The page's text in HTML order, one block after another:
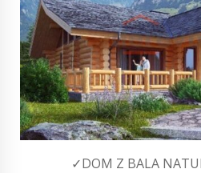
✓DOM Z BALA